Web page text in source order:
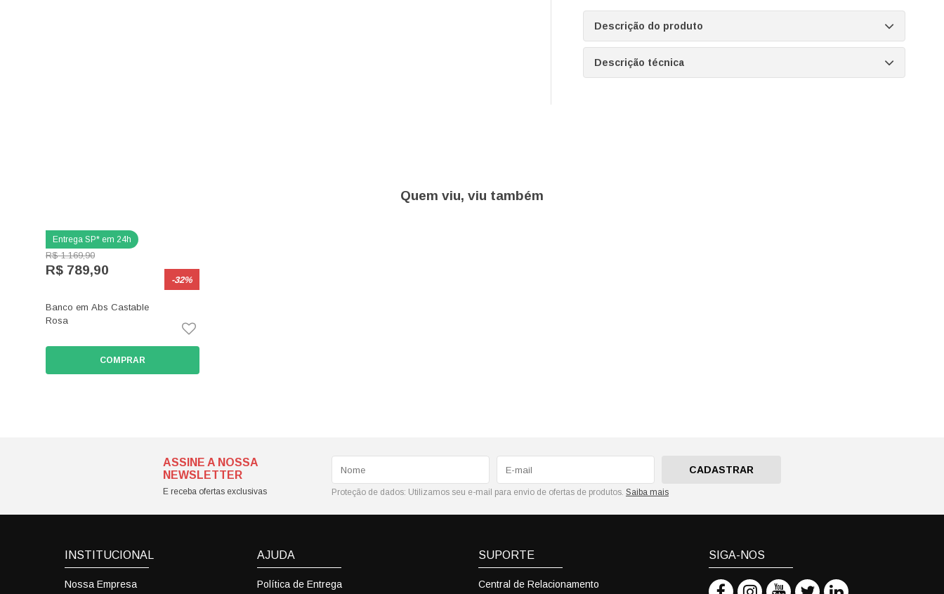
Descrição do produto
Descrição técnica
Quem viu, viu também
-32%
R$ 1.169,90
R$ 789,90
Banco em Abs Castable
Rosa
COMPRAR
ASSINE A NOSSA
NEWSLETTER
E receba ofertas exclusivas
CADASTRAR
Proteção de dados: Utilizamos seu e-mail para envio de ofertas de produtos. Saiba mais
INSTITUCIONAL
Nossa Empresa
AJUDA
Política de Entrega
SUPORTE
Central de Relacionamento
SIGA-NOS